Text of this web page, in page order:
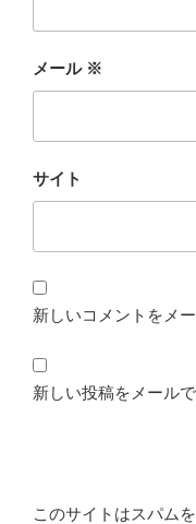
メール ※
サイト
新しいコメントをメ
新しい投稿をメール
このサイトはスパム